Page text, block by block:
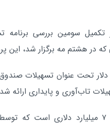
سومین بررسی برنامه
در هشتم مه برگزار شد، این
حدود ۱.۱ میلیارد دلار تحت عنوان
این وام بخشی از بسته بزرگتر ۷ میلیارد